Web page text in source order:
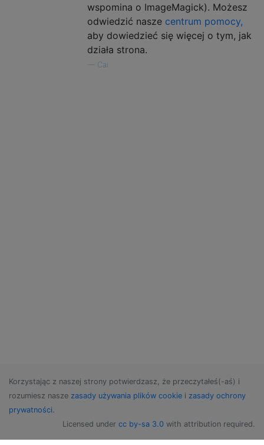
wspomina o ImageMagick). Możesz
odwiedzić nasze centrum pomocy,
aby dowiedzieć się więcej o tym, jak
działa strona.
Cai
Korzystając z naszej strony potwierdzasz, że przeczytałeś(-aś) i
rozumiesz nasze zasady używania plików cookie i zasady ochrony
prywatności.
Licensed under cc by-sa 3.0 with attribution required.